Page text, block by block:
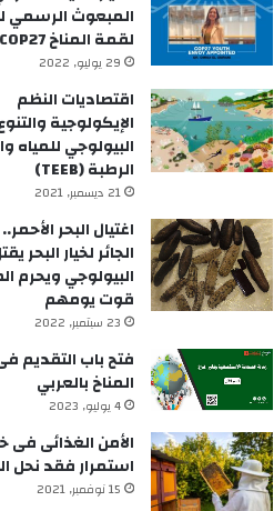
المبعوث الرسمي
لقمة المناخ COP27
29 يوليو, 2022
اقتصاديات النظم
الإيكولوجية
البيولوجي للمياه
الرطبة (TEEB)
21 ديسمبر, 2021
اغتيال البحر
الجائر لخيار البحر
البيولوجي ويحرم
قوت يومهم
23 سبتمبر, 2022
فتح باب التقديم
المناخ بالعربي
4 يوليو, 2023
الأمن الغذائى
استمرار فقد نحل
15 نوفمبر, 2021